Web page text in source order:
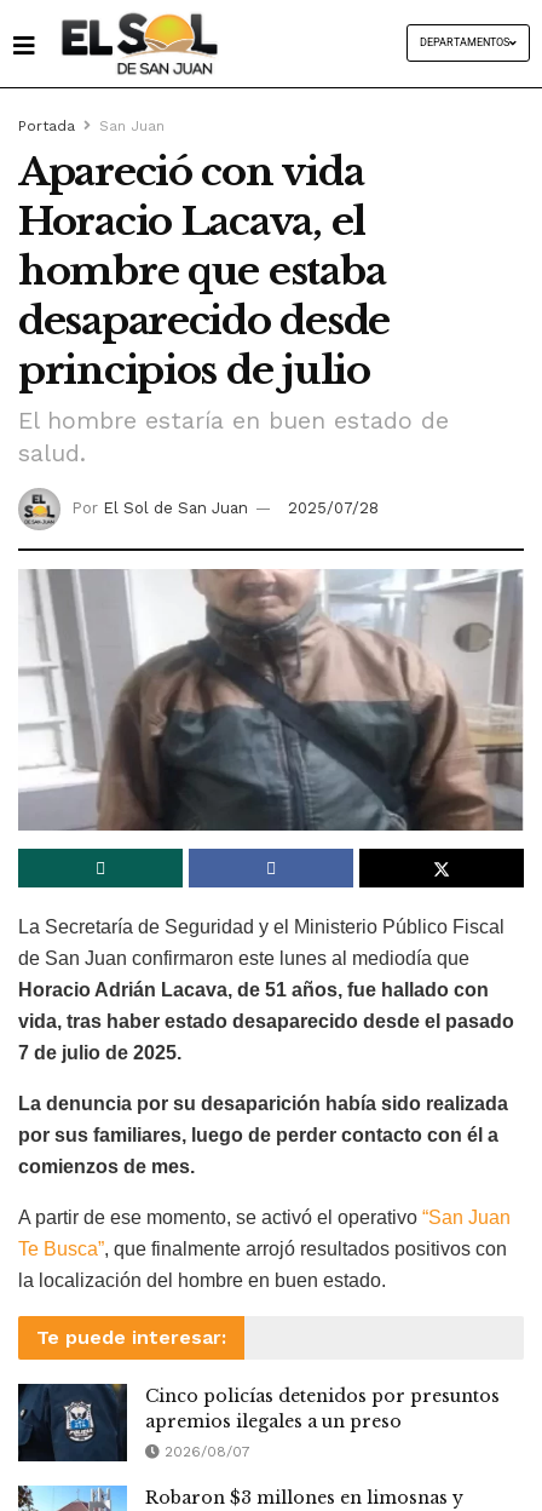
DEPARTAMENTOS
Portada San Juan
Apareció con vida
Horacio Lacava, el
hombre que estaba
desaparecido desde
principios de julio
El hombre estaría en buen estado de
salud.
Por El Sol de San Juan 2025/07/28
La Secretaría de Seguridad y el Ministerio Público Fiscal
de San Juan confirmaron este lunes al mediodía que
Horacio Adrián Lacava, de 51 años, fue hallado con
vida, tras haber estado desaparecido desde el pasado
7 de julio de 2025.
La denuncia por su desaparición había sido realizada
por sus familiares, luego de perder contacto con él a
comienzos de mes.
A partir de ese momento, se activó el operativo “San Juan
Te Busca”, que finalmente arrojó resultados positivos con
la localización del hombre en buen estado.
Te puede interesar:
Cinco policías detenidos por presuntos
apremios ilegales a un preso
2026/08/07
Robaron $3 millones en limosnas y